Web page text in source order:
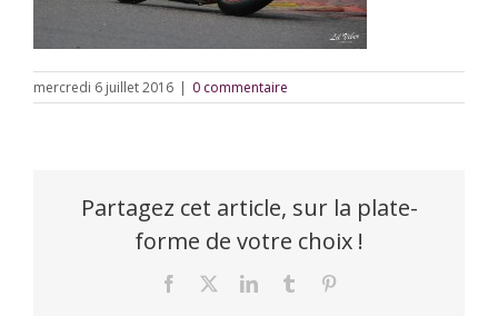
mercredi 6 juillet 2016 | 0 commentaire
Partagez cet article, sur la plate-
forme de votre choix !
Facebook LinkedInTumblr